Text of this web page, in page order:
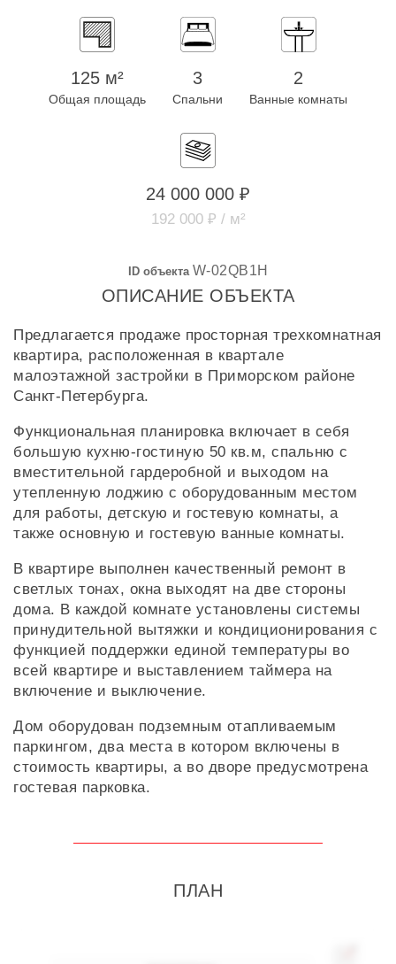
125 м²
Общая площадь
3
Спальни
2
Ванные комнаты
24 000 000 ₽
192 000 ₽ / м²
ID объекта W-02QB1H
ОПИСАНИЕ ОБЪЕКТА
Предлагается продаже просторная трехкомнатная
квартира, расположенная в квартале
малоэтажной застройки в Приморском районе
Санкт-Петербурга.
Функциональная планировка включает в себя
большую кухню-гостиную 50 кв.м, спальню с
вместительной гардеробной и выходом на
утепленную лоджию с оборудованным местом
для работы, детскую и гостевую комнаты, а
также основную и гостевую ванные комнаты.
В квартире выполнен качественный ремонт в
светлых тонах, окна выходят на две стороны
дома. В каждой комнате установлены системы
принудительной вытяжки и кондиционирования c
функцией поддержки единой температуры во
всей квартире и выставлением таймера на
включение и выключение.
Дом оборудован подземным отапливаемым
паркингом, два места в котором включены в
стоимость квартиры, а во дворе предусмотрена
гостевая парковка.
ПЛАН